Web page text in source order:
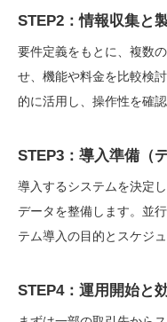
STEP2：情報収集と
要件定義をもとに、複数
せ、機能や料金を比較検
的に活用し、操作性を確認
STEP3：導入準備（
導入するシステムを決定
データを整備します。並
テム導入の目的とスケジ
STEP4：運用開始と